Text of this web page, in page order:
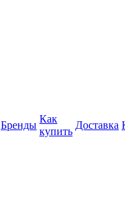
Бренды
Как
купить
Доставка